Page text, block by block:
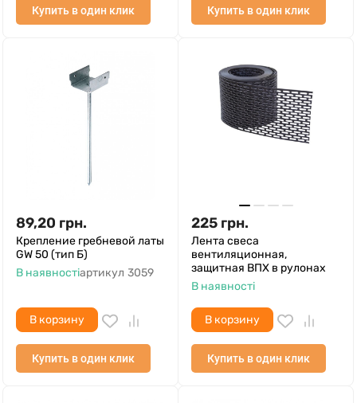
Купить в один клик Купить в один клик
89,20 грн.
Крепление гребневой латы
GW 50 (тип Б)
В наявностіартикул 3059
В корзину
Купить в один клик
225 грн.
Лента свеса
вентиляционная,
защитная ВПХ в рулонах
В наявності
В корзину
Купить в один клик